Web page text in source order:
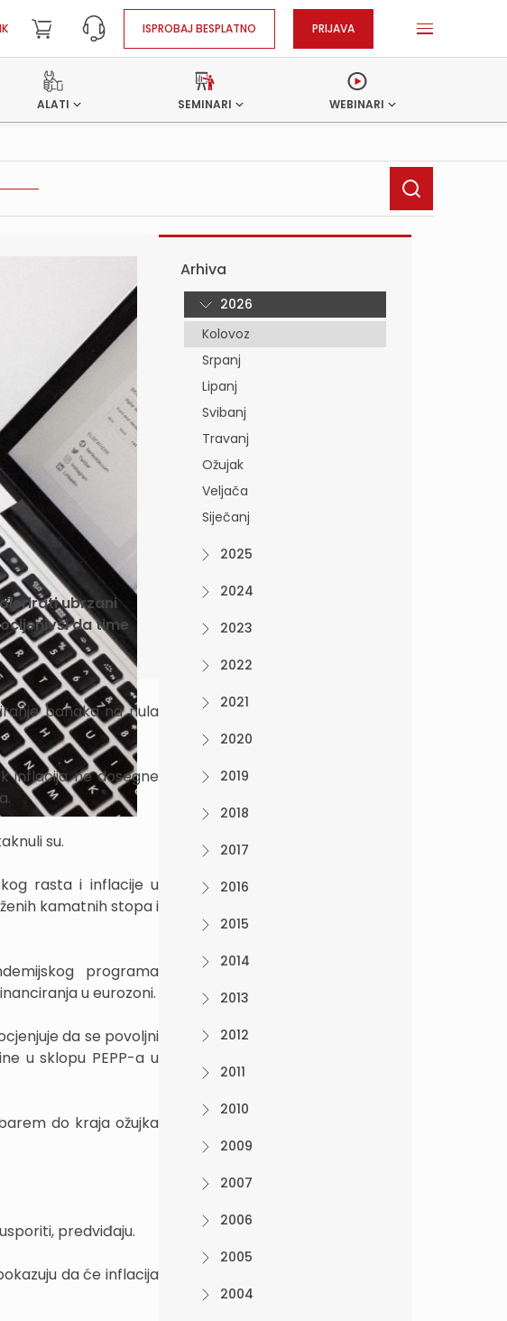
ISPROBAJ BESPLATNO PRIJAVA
ALATI SEMINARI WEBINARI
ubrzani
da time
banaka na nula
inflacija ne dosegne
su.
rasta i inflacije u
kamatnih stopa i
programa
u eurozoni.
da se povoljni
u sklopu PEPP-a u
do kraja ožujka
predviđaju.
da će inflacija
Arhiva
2026
Kolovoz
Srpanj
Lipanj
Svibanj
Travanj
Ožujak
Veljača
Siječanj
2025
2024
2023
2022
2021
2020
2019
2018
2017
2016
2015
2014
2013
2012
2011
2010
2009
2007
2006
2005
2004